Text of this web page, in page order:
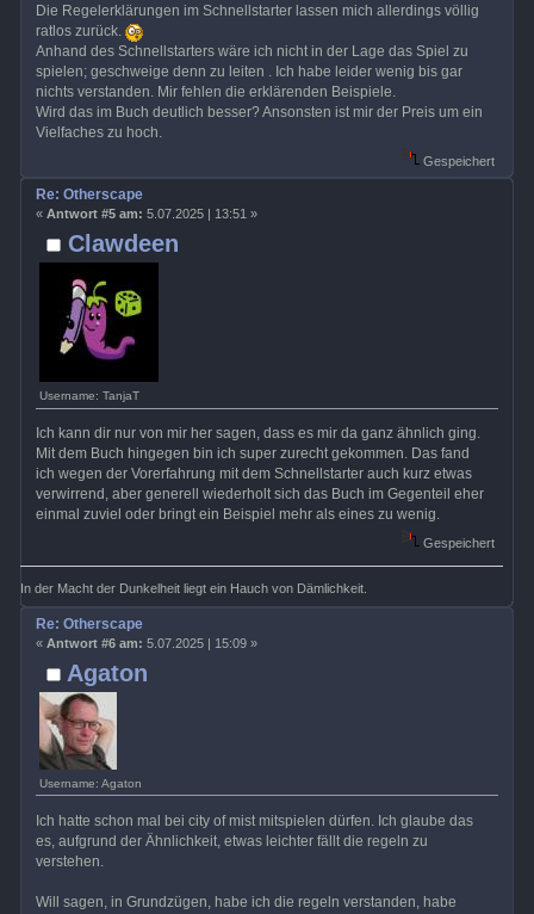
Die Regelerklärungen im Schnellstarter lassen mich allerdings völlig
ratlos zurück.
Anhand des Schnellstarters wäre ich nicht in der Lage das Spiel zu
spielen; geschweige denn zu leiten . Ich habe leider wenig bis gar
nichts verstanden. Mir fehlen die erklärenden Beispiele.
Wird das im Buch deutlich besser? Ansonsten ist mir der Preis um ein
Vielfaches zu hoch.
Gespeichert
Clawdeen
Username: TanjaT
Re: Otherscape
« Antwort #5 am: 5.07.2025 | 13:51 »
Ich kann dir nur von mir her sagen, dass es mir da ganz ähnlich ging.
Mit dem Buch hingegen bin ich super zurecht gekommen. Das fand
ich wegen der Vorerfahrung mit dem Schnellstarter auch kurz etwas
verwirrend, aber generell wiederholt sich das Buch im Gegenteil eher
einmal zuviel oder bringt ein Beispiel mehr als eines zu wenig.
Gespeichert
In der Macht der Dunkelheit liegt ein Hauch von Dämlichkeit.
Agaton
Username: Agaton
Re: Otherscape
« Antwort #6 am: 5.07.2025 | 15:09 »
Ich hatte schon mal bei city of mist mitspielen dürfen. Ich glaube das
es, aufgrund der Ähnlichkeit, etwas leichter fällt die regeln zu
verstehen.
Will sagen, in Grundzügen, habe ich die regeln verstanden, habe